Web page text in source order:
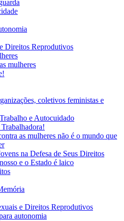
Direitos Reprodutivos
mulheres
coletivos feministas e
e Autocuidado
as mulheres não é o mundo que
na Defesa de Seus Direitos
e o Estado é laico
e Direitos Reprodutivos
autonomia